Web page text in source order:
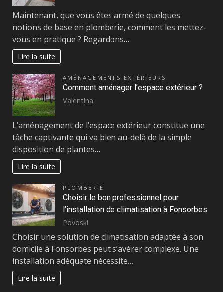
Maintenant, que vous êtes armé de quelques
notions de base en plomberie, comment les mettez-
vous en pratique ? Regardons…
Lire la suite
AMÉNAGEMENTS EXTÉRIEURS
Comment aménager l’espace extérieur ?
Valentina
L’aménagement de l’espace extérieur constitue une
tâche captivante qui va bien au-delà de la simple
disposition de plantes…
Lire la suite
PLOMBERIE
Choisir le bon professionnel pour
l’installation de climatisation à Fonsorbes
Povoski
Choisir une solution de climatisation adaptée à son
domicile à Fonsorbes peut s’avérer complexe. Une
installation adéquate nécessite…
Lire la suite